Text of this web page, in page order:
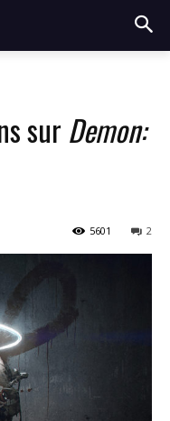
sur Demon:
2
5601